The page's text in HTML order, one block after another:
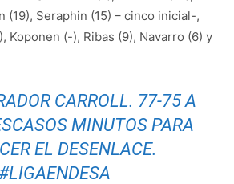
(19), Seraphin (15) – cinco inicial-,
Koponen (-), Ribas (9), Navarro (6) y
CARROLL. 77-75 A
MINUTOS PARA
EL DESENLACE.
#LIGAENDESA